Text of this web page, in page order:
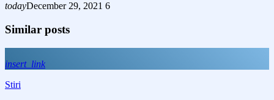
todayDecember 29, 2021 6
Similar posts
insert_link
Stiri